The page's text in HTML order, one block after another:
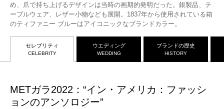
め、爪で持ち上げるデザインは当時の画期的発明だった。銀製品、テ
ーブルウェア、レザー小物なども展開。1837年から使用されている箱
のティファニー ブルーはアイコニックなブランドカラー。
セレブリティ
CELEBRITY
ウエディング
WEDDING
ブランドの歴史
HISTORY
METガラ2022：“イン・アメリカ：ファッシ
ョンのアンソロジー”